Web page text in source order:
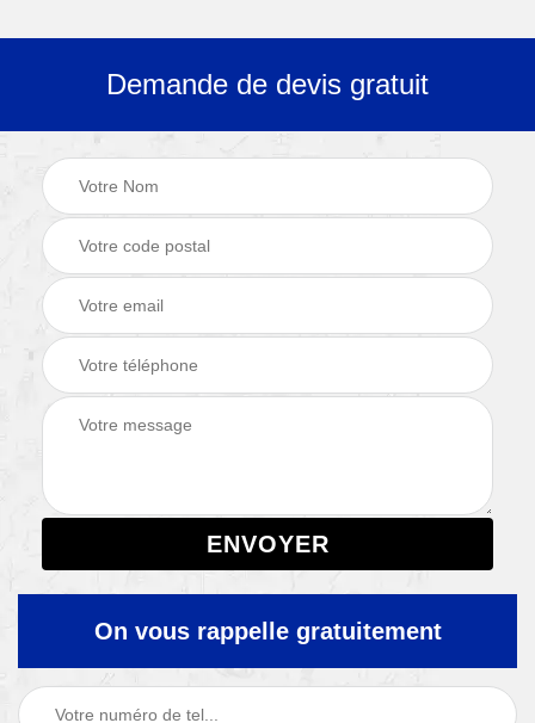
Demande de devis gratuit
On vous rappelle gratuitement